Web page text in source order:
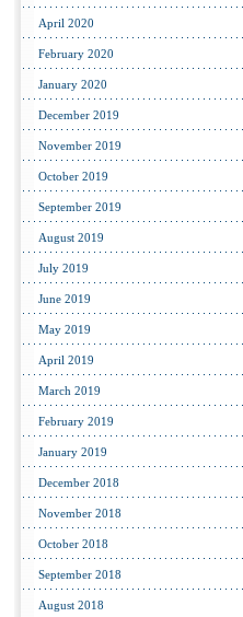
April 2020
February 2020
January 2020
December 2019
November 2019
October 2019
September 2019
August 2019
July 2019
June 2019
May 2019
April 2019
March 2019
February 2019
January 2019
December 2018
November 2018
October 2018
September 2018
August 2018